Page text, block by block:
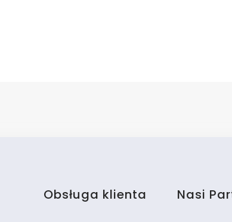
Obsługa klienta Nasi